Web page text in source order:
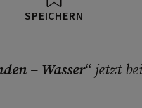
SPEICHERN
– Wasser“ jetzt